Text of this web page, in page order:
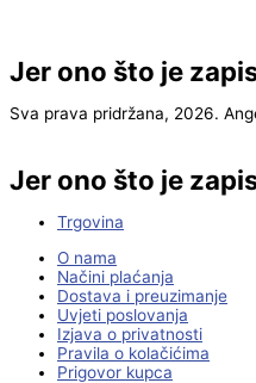
Jer ono što je
Sva prava pridržana, 2026.
Jer ono što je
Trgovina
O nama
Načini plaćanja
Dostava i preuzimanje
Uvjeti poslovanja
Izjava o privatnosti
Pravila o kolačićima
Prigovor kupca